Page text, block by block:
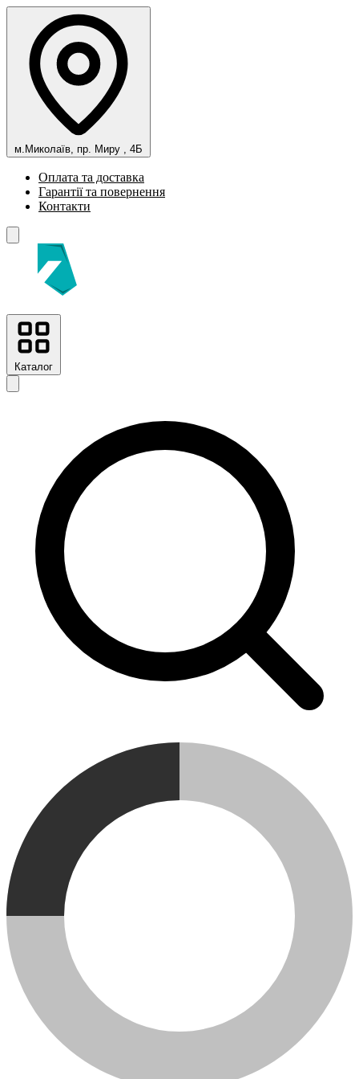
м.Миколаїв, пр. Миру , 4Б
Оплата та доставка
Гарантії та повернення
Контакти
Каталог